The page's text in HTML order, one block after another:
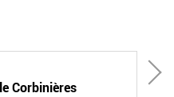
Corbinières